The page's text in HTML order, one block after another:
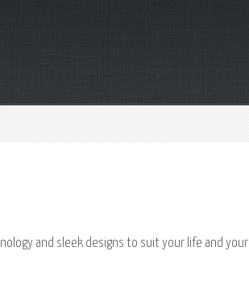
and sleek designs to suit your life and your